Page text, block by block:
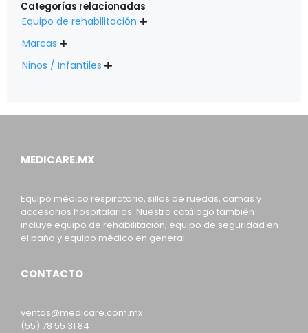
Categorías relacionadas
Equipo de rehabilitación 
Marcas 
Niños / Infantiles 
MEDICARE.MX
Equipo médico respiratorio, sillas de ruedas, camas y
accesorios hospitalarios. Nuestro catálogo también
incluye equipo de rehabilitación, equipo de seguridad en
el baño y equipo médico en general.
CONTACTO
ventas@medicare.com.mx
(55) 78 55 31 84